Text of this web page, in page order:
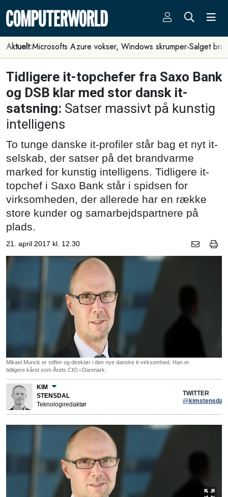
Aktuelt:Microsofts Azure vokser, Windows skrumper Salget
Tidligere it-topchefer fra Saxo Bank
og DSB klar med stor dansk it-
satsning: Satser massivt på kunstig
intelligens
To tunge danske it-profiler står bag et nyt it-
selskab, der satser på det brandvarme
marked for kunstig intelligens. Tidligere it-
topchef i Saxo Bank står i spidsen for
virksomheden, der allerede har en række
store kunder og samarbejdspartnere på
plads.
21. april 2017 kl. 12.30
Mikael Munck er stifter og direktør i den nye danske it-virksomhed. Han er
tidligere kåret som Årets CIO i Danmark.
KIM
STENSDAL
Teknologiredaktør
TWITTER
@kimstensdal